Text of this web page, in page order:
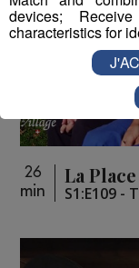
26
min
La
S1:E109 -
devices;
characteristics for